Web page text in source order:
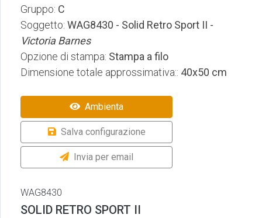
Gruppo: C
Soggetto: WAG8430 - Solid Retro Sport II -
Victoria Barnes
Opzione di stampa: Stampa a filo
Dimensione totale approssimativa:: 40x50 cm
Ambienta
Salva configurazione
Invia per email
WAG8430
SOLID RETRO SPORT II